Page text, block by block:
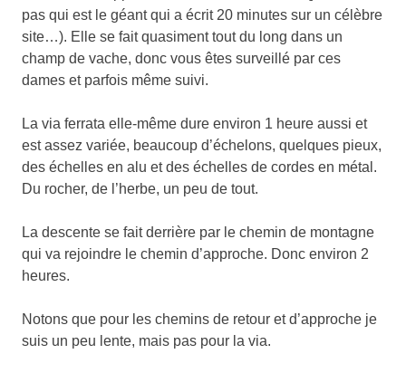
pas qui est le géant qui a écrit 20 minutes sur un célèbre
site…). Elle se fait quasiment tout du long dans un
champ de vache, donc vous êtes surveillé par ces
dames et parfois même suivi.
La via ferrata elle-même dure environ 1 heure aussi et
est assez variée, beaucoup d’échelons, quelques pieux,
des échelles en alu et des échelles de cordes en métal.
Du rocher, de l’herbe, un peu de tout.
La descente se fait derrière par le chemin de montagne
qui va rejoindre le chemin d’approche. Donc environ 2
heures.
Notons que pour les chemins de retour et d’approche je
suis un peu lente, mais pas pour la via.